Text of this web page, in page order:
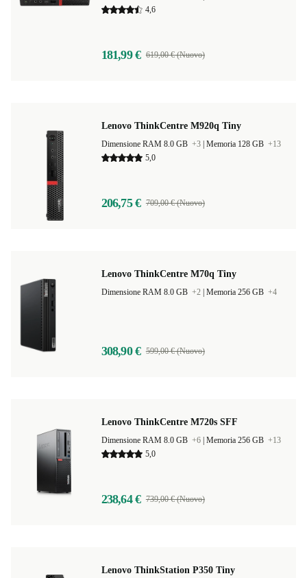
4,6
181,99 € 619,00 € (Nuovo)
Lenovo ThinkCentre M920q Tiny
Dimensione RAM 8.0 GB +3 Memoria 128 GB +13
5,0
206,75 € 709,00 € (Nuovo)
Lenovo ThinkCentre M70q Tiny
Dimensione RAM 8.0 GB +2 Memoria 256 GB +4
308,90 € 599,00 € (Nuovo)
Lenovo ThinkCentre M720s SFF
Dimensione RAM 8.0 GB +6 Memoria 256 GB +13
5,0
238,64 € 739,00 € (Nuovo)
Lenovo ThinkStation P350 Tiny